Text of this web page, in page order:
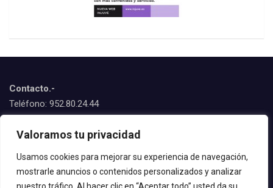
Valoramos tu privacidad
Usamos cookies para mejorar su experiencia de navegación,
mostrarle anuncios o contenidos personalizados y analizar
Contacto.-
Teléfono: 952.80.24.44
juventud@estepona.es
© 2020 Delegación de Juventud